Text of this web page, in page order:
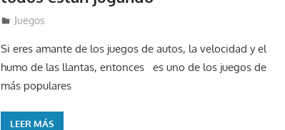
9 de marzo de 2026
Lucas Espinal
Juegos
Si eres amante de los juegos de autos, la velocidad y el
humo de las llantas, entonces es uno de los juegos de
más populares
LEER MÁS